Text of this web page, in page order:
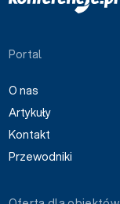
Portal
O nas
Artykuły
Kontakt
Przewodniki